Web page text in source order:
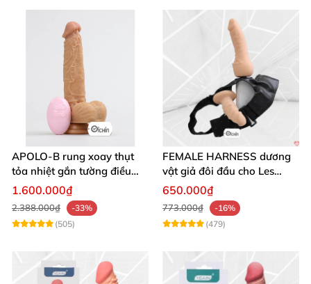
APOLO-B rung xoay thụt
tỏa nhiệt gắn tường điều
khiển từ xa đa chế độ
1.600.000₫
2.388.000₫
-33%
(505)
FEMALE HARNESS dương
vật giả đôi đầu cho Les
massage cực sướng
650.000₫
773.000₫
-16%
(479)